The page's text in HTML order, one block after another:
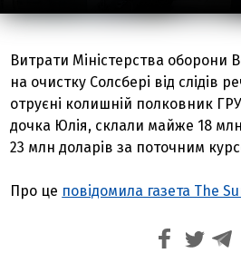
Витрати Міністерства оборони
на очистку Солсбері від слідів
отруєні колишній полковник
дочка Юлія, склали майже 18
23 млн доларів за поточним
Про це повідомила газета The